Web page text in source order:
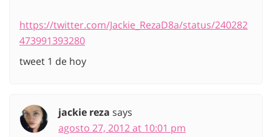
https://twitter.com/Jackie_RezaD8a/status/240282
473991393280
tweet 1 de hoy
jackie reza says
agosto 27, 2012 at 10:01 pm